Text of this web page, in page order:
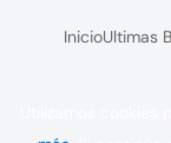
InicioUltimas